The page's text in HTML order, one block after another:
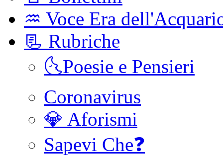
♒️ Voce Era
📃 Rubriche
🌜Poesie e Pensieri
Coronavirus
💎 Aforismi
Sapevi Che❓